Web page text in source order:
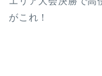
がこれ！